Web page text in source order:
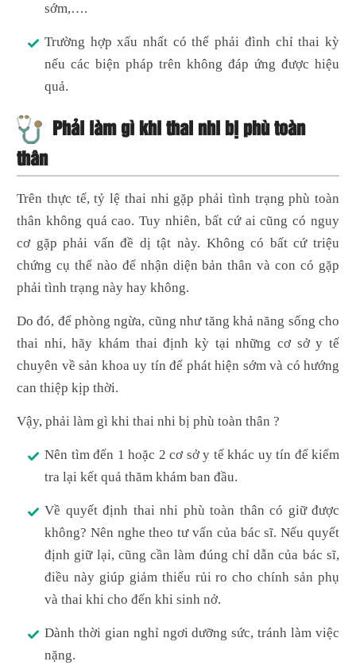
sớm,….
Trường hợp xấu nhất có thể phải đình chỉ thai kỳ
nếu các biện pháp trên không đáp ứng được hiệu
quả.
Phải làm gì khi thai nhi bị phù toàn
thân
Trên thực tế, tỷ lệ thai nhi gặp phải tình trạng phù toàn
thân không quá cao. Tuy nhiên, bất cứ ai cũng có nguy
cơ gặp phải vấn đề dị tật này. Không có bất cứ triệu
chứng cụ thể nào để nhận diện bản thân và con có gặp
phải tình trạng này hay không.
Do đó, để phòng ngừa, cũng như tăng khả năng sống cho
thai nhi, hãy khám thai định kỳ tại những cơ sở y tế
chuyên về sản khoa uy tín để phát hiện sớm và có hướng
can thiệp kịp thời.
Vậy, phải làm gì khi thai nhi bị phù toàn thân ?
Nên tìm đến 1 hoặc 2 cơ sở y tế khác uy tín để kiểm
tra lại kết quả thăm khám ban đầu.
Về quyết định thai nhi phù toàn thân có giữ được
không? Nên nghe theo tư vấn của bác sĩ. Nếu quyết
định giữ lại, cũng cần làm đúng chỉ dẫn của bác sĩ,
điều này giúp giảm thiểu rủi ro cho chính sản phụ
và thai khi cho đến khi sinh nở.
Dành thời gian nghỉ ngơi dưỡng sức, tránh làm việc
nặng.